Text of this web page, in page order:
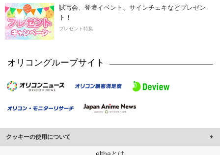
試写会、登壇イベント、サインチェキなどプレゼン
ト！
プレゼント特集
オリコングループサイト
クッキーの使用について
このサイトでは Cookie を使用して、ユーザーに合わせたコンテンツや広告の